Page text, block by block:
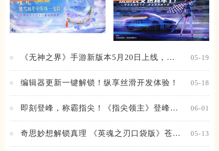
《无神之界》手游新版本5月20日上线，女
05-19
编辑器更新一键解锁！纵享丝滑开发体验！ 05-18
即刻登峰，称霸指尖！《指尖领主》登峰测
06-01
奇思妙想解锁真理 《英魂之刃口袋版》苍天
05-13